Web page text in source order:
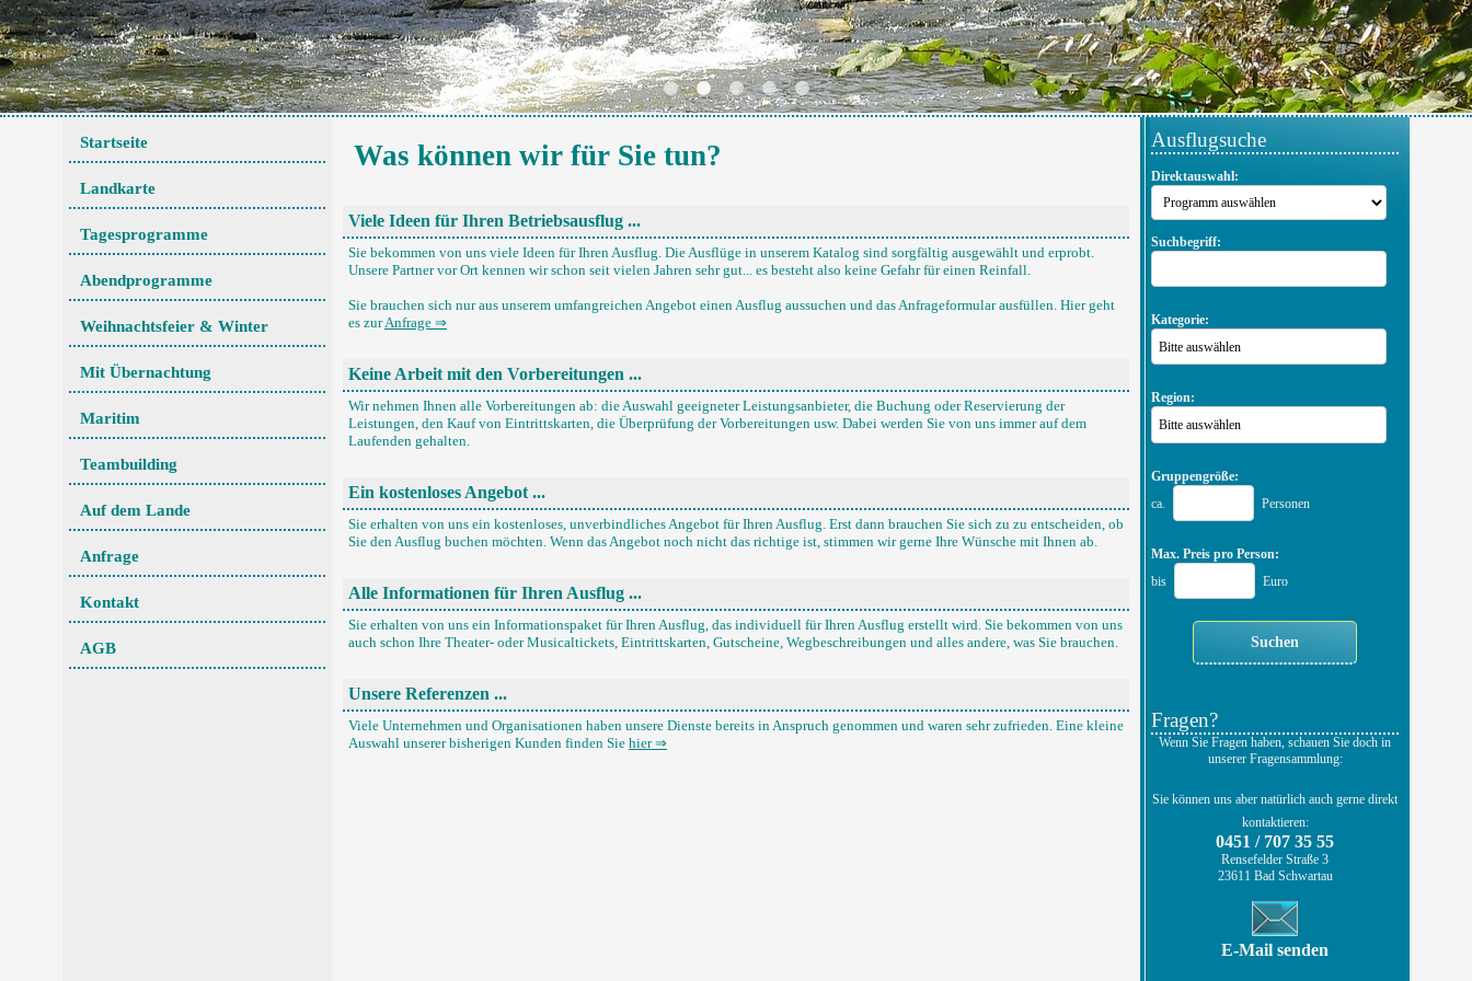
Startseite
Landkarte
Tagesprogramme
Abendprogramme
Weihnachtsfeier & Winter
Mit Übernachtung
Maritim
Teambuilding
Auf dem Lande
Anfrage
Kontakt
AGB
Was können wir für Sie tun?
Viele Ideen für Ihren Betriebsausflug ...
Sie bekommen von uns viele Ideen für Ihren Ausflug. Die Ausflüge in unserem Katalog sind sorgfältig ausgewählt und erprobt.
Unsere Partner vor Ort kennen wir schon seit vielen Jahren sehr gut... es besteht also keine Gefahr für einen Reinfall.
Sie brauchen sich nur aus unserem umfangreichen Angebot einen Ausflug aussuchen und das Anfrageformular ausfüllen. Hier geht
es zurAnfrage ⇒
Keine Arbeit mit den Vorbereitungen ...
Wir nehmen Ihnen alle Vorbereitungen ab: die Auswahl geeigneter Leistungsanbieter, die Buchung oder Reservierung der
Leistungen, den Kauf von Eintrittskarten, die Überprüfung der Vorbereitungen usw. Dabei werden Sie von uns immer auf dem
Laufenden gehalten.
Ein kostenloses Angebot ...
Sie erhalten von uns ein kostenloses, unverbindliches Angebot für Ihren Ausflug. Erst dann brauchen Sie sich zu zu entscheiden, ob
Sie den Ausflug buchen möchten. Wenn das Angebot noch nicht das richtige ist, stimmen wir gerne Ihre Wünsche mit Ihnen ab.
Alle Informationen für Ihren Ausflug ...
Sie erhalten von uns ein Informationspaket für Ihren Ausflug, das individuell für Ihren Ausflug erstellt wird. Sie bekommen von uns
auch schon Ihre Theater- oder Musicaltickets, Eintrittskarten, Gutscheine, Wegbeschreibungen und alles andere, was Sie brauchen.
Unsere Referenzen ...
Viele Unternehmen und Organisationen haben unsere Dienste bereits in Anspruch genommen und waren sehr zufrieden. Eine kleine
Auswahl unserer bisherigen Kunden finden Sie hier ⇒
Ausflugsuche
Direktauswahl:
Suchbegriff:
Kategorie:
Bitte auswählen
Region:
Bitte auswählen
Gruppengröße:
ca.
Personen
Max. Preis pro Person:
bis
Euro
Fragen?
Wenn Sie Fragen haben, schauen Sie doch in
unserer Fragensammlung:
Sie können uns aber natürlich auch gerne direkt
kontaktieren:
0451 / 707 35 55
Rensefelder Straße 3
23611 Bad Schwartau
E-Mail senden